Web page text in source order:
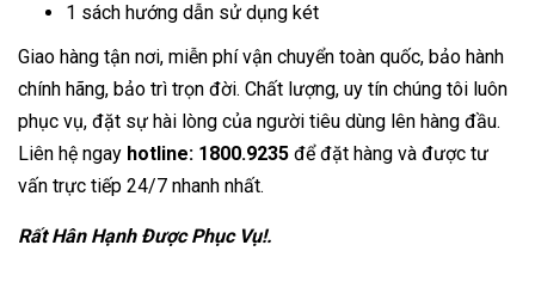
1 sách hướng dẫn sử dụng két
Giao hàng tận nơi, miễn phí vận chuyển toàn quốc, bảo hành
chính hãng, bảo trì trọn đời. Chất lượng, uy tín chúng tôi luôn
phục vụ, đặt sự hài lòng của người tiêu dùng lên hàng đầu.
Liên hệ ngay hotline: 1800.9235 để đặt hàng và được tư
vấn trực tiếp 24/7 nhanh nhất.
Rất Hân Hạnh Được Phục Vụ!.